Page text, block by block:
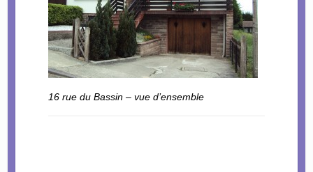
16 rue du Bassin – vue d’ensemble